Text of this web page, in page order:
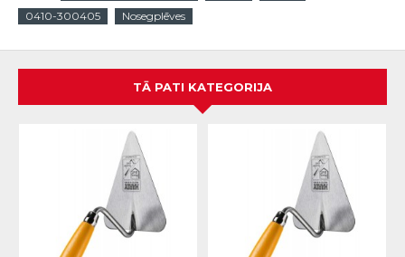
0410-300405
Nosegplēves
TĀ PATI KATEGORIJA